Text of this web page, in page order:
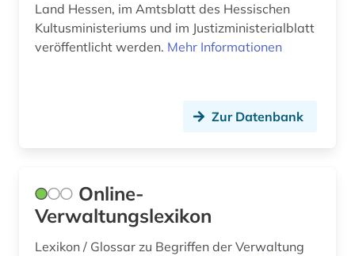
Land Hessen, im Amtsblatt des Hessischen
Kultusministeriums und im Justizministerialblatt
veröffentlicht werden. Mehr Informationen
Zur Datenbank
Online-
Verwaltungslexikon
Lexikon / Glossar zu Begriffen der Verwaltung